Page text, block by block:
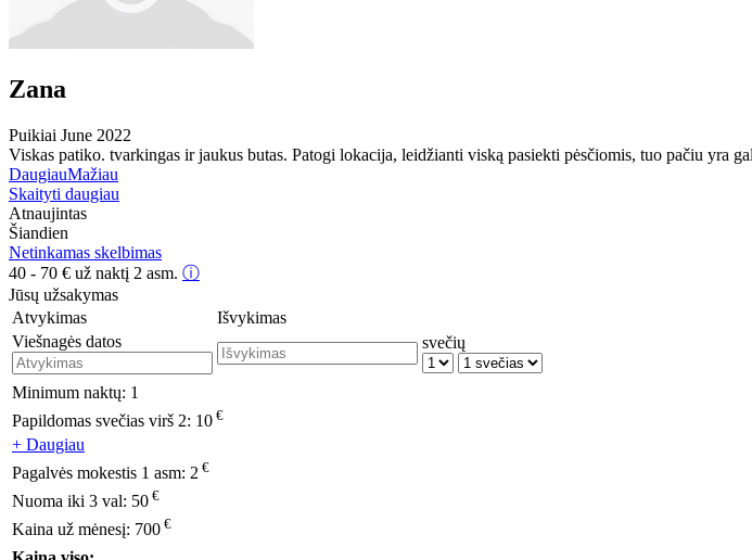
Zana
Puikiai June 2022
Viskas patiko. tvarkingas ir jaukus butas. Patogi lokacija, leidžianti viską pasiekti pėsčiomis, tuo pačiu yra
DaugiauMažiau
Skaityti daugiau
Atnaujintas
Šiandien
Netinkamas skelbimas
40 - 70 € už naktį 2 asm. ⓘ
Jūsų užsakymas
Atvykimas
Išvykimas
Viešnagės datos
svečių
Minimum naktų: 1
Papildomas svečias virš 2: 10 €
+ Daugiau
Pagalvės mokestis 1 asm: 2 €
Nuoma iki 3 val: 50 €
Kaina už mėnesį: 700 €